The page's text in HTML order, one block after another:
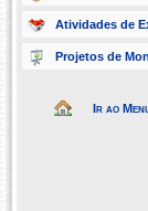
Atividades de
Projetos de
Ir ao